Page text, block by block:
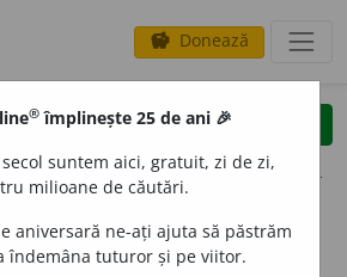
savings Donează
clear
opțiuni
volume_up (31)
® împlinește 25 de ani 🎉
suntem aici, gratuit, zi de zi,
milioane de căutări.
aniversară ne-ați ajuta să păstrăm
îndemâna tuturor și pe viitor.